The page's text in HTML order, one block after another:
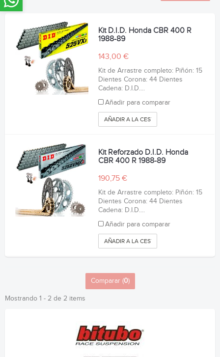
Kit D.I.D. Honda CBR 400 R
1988-89
143,00 €
Kit de Arrastre completo: Piñón: 15
Dientes Corona: 44 Dientes
Cadena: D.I.D....
Añadir para comparar
AÑADIR A LA CESTA
Kit Reforzado D.I.D. Honda
CBR 400 R 1988-89
190,75 €
Kit de Arrastre completo: Piñón: 15
Dientes Corona: 44 Dientes
Cadena: D.I.D....
Añadir para comparar
AÑADIR A LA CESTA
Comparar (0)
Mostrando 1 - 2 de 2 items